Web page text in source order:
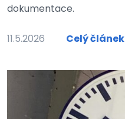
dokumentace.
11.5.2026 Celý článek